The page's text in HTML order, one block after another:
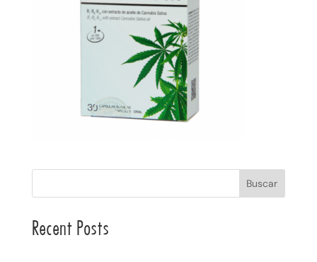
Buscar
Recent Posts